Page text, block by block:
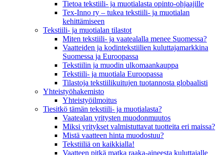
Tietoa tekstiili- ja muotialasta opinto-ohjaajille
Tex-Inno ry – tukea tekstiili- ja muotialan
kehittämiseen
Tekstiili- ja muotialan tilastot
Miten tekstiili- ja vaatealalla menee Suomessa?
Vaatteiden ja kodintekstiilien kuluttajamarkkina
Suomessa ja Euroopassa
Tekstiilin ja muodin ulkomaankauppa
Tekstiili- ja muotiala Euroopassa
Tilastoja tekstiilikuitujen tuotannosta globaalisti
Yhteistyö­hakemisto
Yhteistyöilmoitus
Tiesitkö tämän tekstiili- ja muotialasta?
Vaatealan yritysten muodonmuutos
Miksi yritykset valmistuttavat tuotteita eri maissa?
Mistä vaatteen hinta muodostuu?
Tekstiiliä on kaikkialla!
Vaatteen pitkä matka raaka-aineesta kuluttajalle